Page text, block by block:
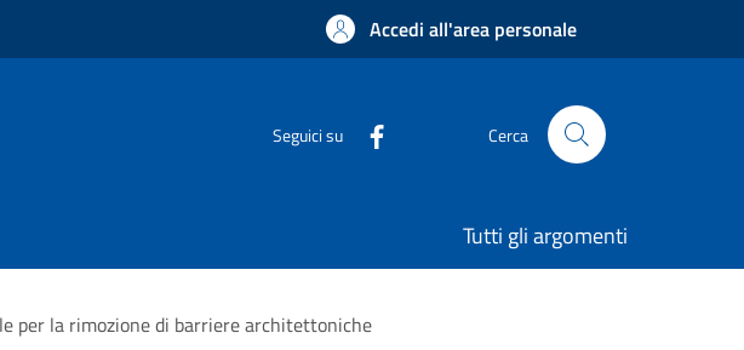
Accedi all'area personale
Seguici su Cerca
Tutti gli argomenti
per la rimozione di barriere architettoniche